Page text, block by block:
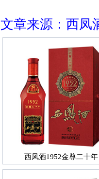
文章来源：西凤
西凤酒1952金尊二十年